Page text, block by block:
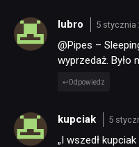
lubro 5 stycznia
@Pipes –
wyprzedaż. Było
Odpowiedz
kupciak 5
„I wszedł